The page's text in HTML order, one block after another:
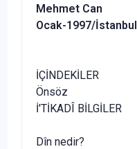
Mehmet Can
Ocak-1997/İstanbul
İÇİNDEKİLER
Önsöz
İ'TİKADÎ BİLGİLER
Dîn nedir?